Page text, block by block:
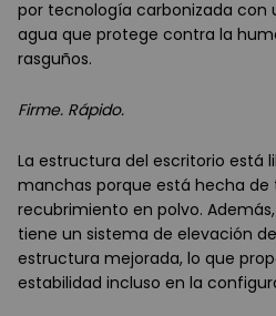
por tecnología carbonizada con
agua que protege contra la
rasguños.
Firme. Rápido.
La estructura del escritorio está
manchas porque está hecha de
recubrimiento en polvo.
tiene un sistema de elevación
estructura mejorada, lo que
estabilidad incluso en la